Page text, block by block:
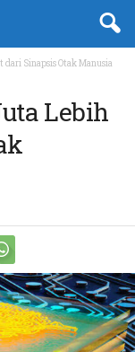
dari Sinapsis Otak Manusia
Lebih